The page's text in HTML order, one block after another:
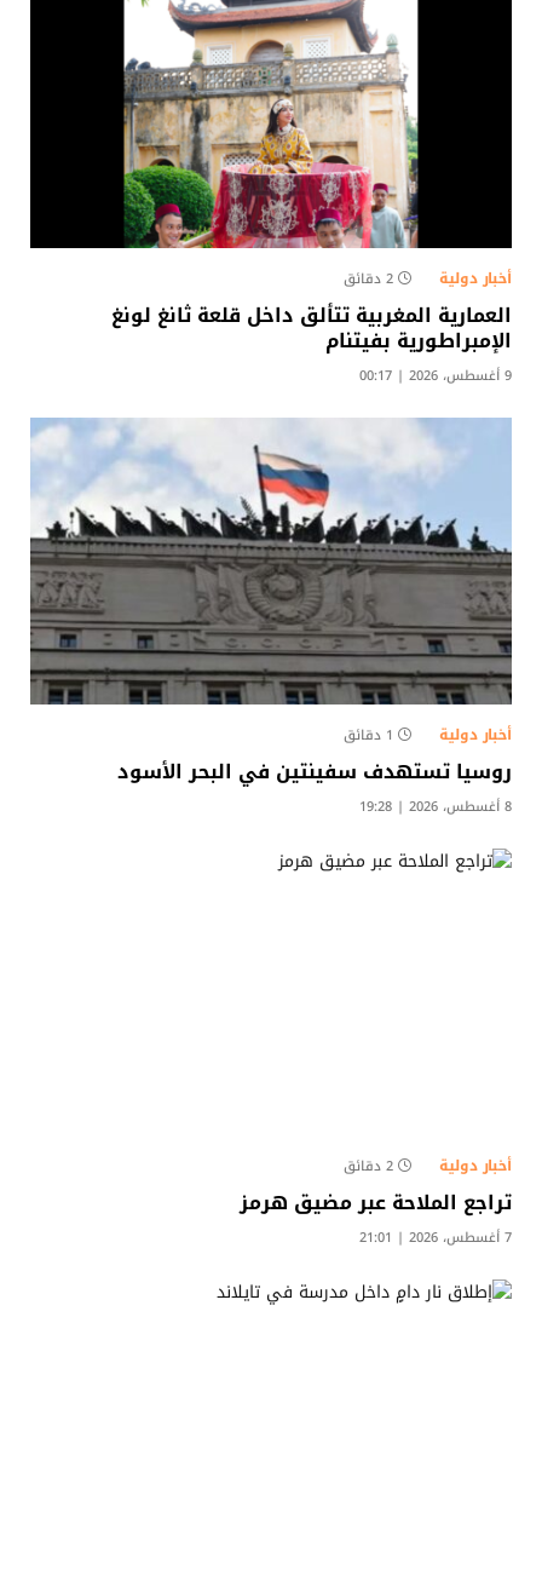
أخبار دولية 2 دقائق
العمارية المغربية تتألق داخل قلعة ثانغ لونغ
الإمبراطورية بفيتنام
9 أغسطس، 2026 | 00:17
أخبار دولية 1 دقائق
روسيا تستهدف سفينتين في البحر الأسود
8 أغسطس، 2026 | 19:28
أخبار دولية 2 دقائق
تراجع الملاحة عبر مضيق هرمز
7 أغسطس، 2026 | 21:01